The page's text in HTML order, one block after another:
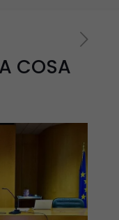
COSA